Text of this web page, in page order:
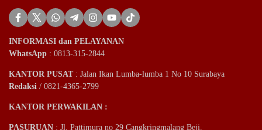
INFORMASI dan PELAYANAN
WhatsApp : 0813-315-2844
KANTOR PUSAT: Jalan Ikan Lumba-lumba 1 No 10 Surabaya
Redaksi / 0821-4365-2799
KANTOR PERWAKILAN :
PASURUAN : Jl. Pattimura no 29 Cangkringmalang Beji.